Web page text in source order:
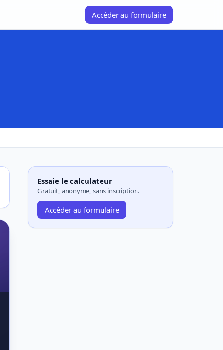
Accéder au formulaire
Essaie le calculateur
Gratuit, anonyme, sans inscription.
Accéder au formulaire